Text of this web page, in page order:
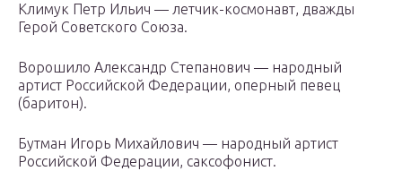
Климук Петр Ильич — летчик-космонавт, дважды
Герой Советского Союза.
Ворошило Александр Степанович — народный
артист Российской Федерации, оперный певец
(баритон).
Бутман Игорь Михайлович — народный артист
Российской Федерации, саксофонист.